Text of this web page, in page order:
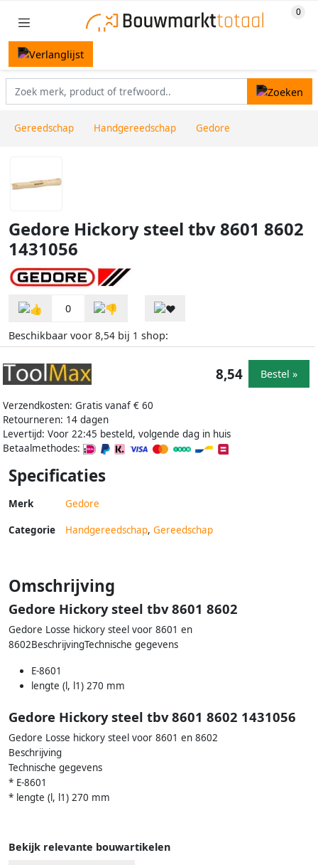
Gereedschap Handgereedschap Gedore
Gedore Hickory steel tbv 8601 8602
1431056
0
Beschikbaar voor 8,54 bij 1 shop:
Verzendkosten: Gratis vanaf € 60
Retourneren: 14 dagen
Levertijd: Voor 22:45 besteld, volgende dag in huis
Betaalmethodes:
8,54 Bestel »
Specificaties
Merk Gedore
Categorie Handgereedschap, Gereedschap
Omschrijving
Gedore Hickory steel tbv 8601 8602
Gedore Losse hickory steel voor 8601 en
8602BeschrijvingTechnische gegevens
E-8601
lengte (l, l1) 270 mm
Gedore Hickory steel tbv 8601 8602 1431056
Gedore Losse hickory steel voor 8601 en 8602
Beschrijving
Technische gegevens
* E-8601
* lengte (l, l1) 270 mm
Bekijk relevante bouwartikelen